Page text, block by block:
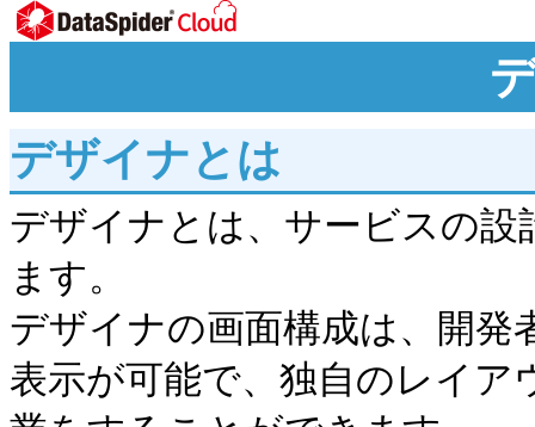
デザイナとは
デザイナとは、サービスの
ます。
デザイナの画面構成は、開発
表示が可能で、独自のレイ